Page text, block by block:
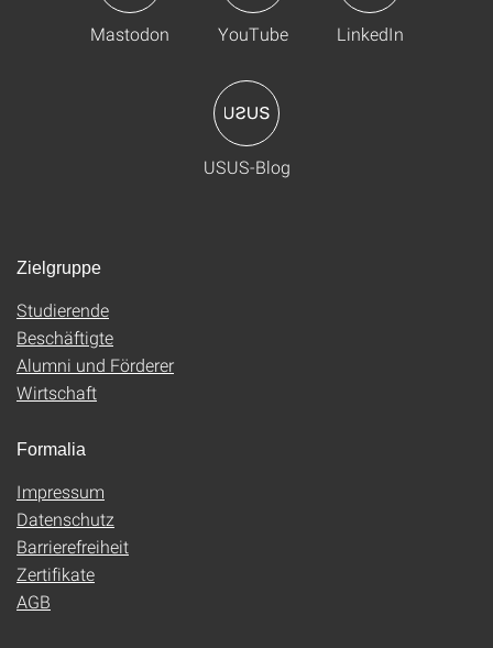
Mastodon YouTube LinkedIn
USUS-Blog
Zielgruppe
Studierende
Beschäftigte
Alumni und Förderer
Wirtschaft
Formalia
Impressum
Datenschutz
Barrierefreiheit
Zertifikate
AGB